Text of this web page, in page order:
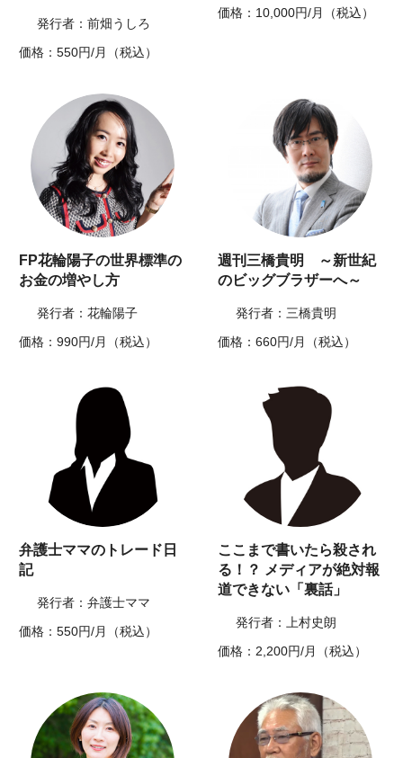
発行者：前畑うしろ
価格：550円/月（税込）
価格：10,000円/月（税込）
FP花輪陽子の世界標準の
お金の増やし方
発行者：花輪陽子
価格：990円/月（税込）
週刊三橋貴明 ～新世紀
のビッグブラザーへ～
発行者：三橋貴明
価格：660円/月（税込）
弁護士ママのトレード日
記
発行者：弁護士ママ
価格：550円/月（税込）
ここまで書いたら殺され
る！？ メディアが絶対報
道できない「裏話」
発行者：上村史朗
価格：2,200円/月（税込）